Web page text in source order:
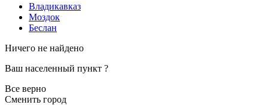
Владикавказ
Моздок
Беслан
Ничего не найдено
Ваш населенный пункт ?
Все верно
Сменить город